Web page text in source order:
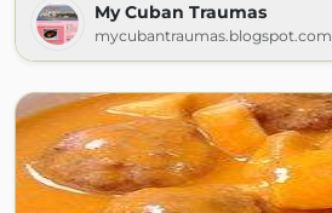
My Cuban Traumas
mycubantraumas.blogspot.com